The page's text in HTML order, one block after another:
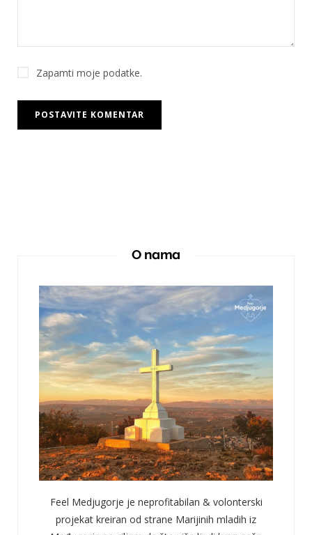
Zapamti moje podatke.
O nama
Feel Medjugorje je neprofitabilan & volonterski
projekat kreiran od strane Marijinih mladih iz